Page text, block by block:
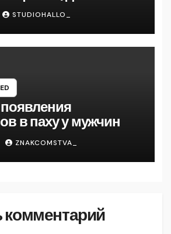
STUDIOHALLO_
в паху у мужчин
ZNAKCOMSTVA_
комментарий